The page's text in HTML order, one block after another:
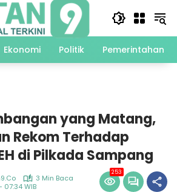
Ekonomi Politik Pemerintahan
yang Matang,
Rekom Terhadap
di Pilkada Sampang
3 Min Baca
WIB
253